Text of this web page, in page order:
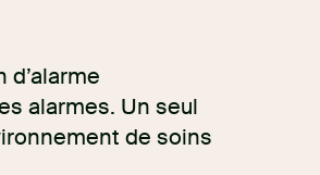
alarmes. Un seul
de soins